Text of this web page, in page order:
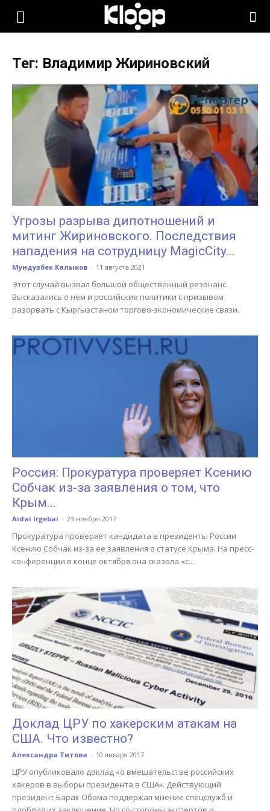
KLOOP.KG
Новости
Кыргызстана
Тег: Владимир Жириновский
Угрозы разрыва дипотношений и
митинг Жириновского. Последствия
нападения на сотрудницу MagicCity...
Мундузбек Калыков - 11 августа 2021
Этот случай вызвал большой общественный резонанс.
Высказались о нём и российские политики с призывом
разорвать с Кыргызстаном торгово-экономические связи.
Россия: Прокуратура проверяет Ксению
Собчак из-за заявления о том, что
Крым...
Aidai Irgebai - 23 ноября 2017
Прокуратура проверяет кандидата в президенты России
Ксению Собчак из-за ее заявления о статусе Крыма. На пресс-
конференции в конце октября она сказала «с...
Доклад ЦРУ по хакерским атакам на
США. Что известно?
Александра Титова - 10 января 2017
ЦРУ опубликовало доклад «о вмешательстве российских
хакеров в выборы президента в США». Действующий
президент Барак Обама поддержал мнение спецслужб и